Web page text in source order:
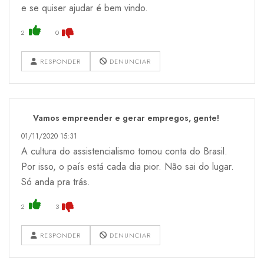
e se quiser ajudar é bem vindo.
2 0
RESPONDER DENUNCIAR
Vamos empreender e gerar empregos, gente!
01/11/2020 15:31
A cultura do assistencialismo tomou conta do Brasil.
Por isso, o país está cada dia pior. Não sai do lugar.
Só anda pra trás.
2 3
RESPONDER DENUNCIAR